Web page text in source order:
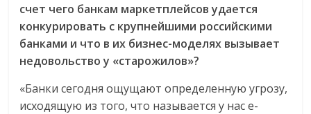
счет чего банкам маркетплейсов удается
конкурировать с крупнейшими российскими
банками и что в их бизнес-моделях вызывает
недовольство у «старожилов»?
«Банки сегодня ощущают определенную угрозу,
исходящую из того, что называется у нас e-